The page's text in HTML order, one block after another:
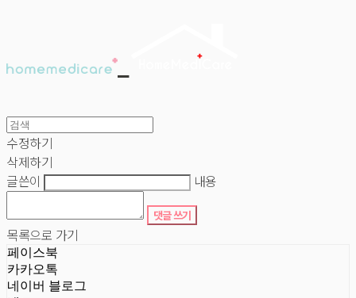
수정하기
삭제하기
글쓴이
내용
댓글 쓰기
목록으로 가기
페이스북
카카오톡
네이버 블로그